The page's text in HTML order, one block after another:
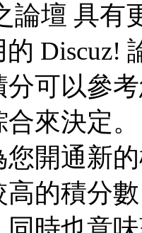
論壇 具有
Discuz!
可以參
來決定
您開通新
高的積分